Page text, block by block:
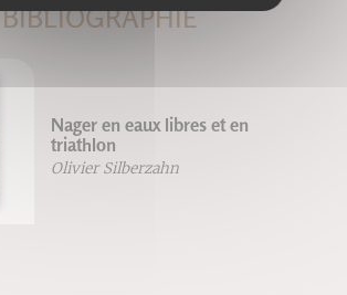
BIBLIOGRAPHIE
Nager en eaux libres et en
triathlon
Olivier Silberzahn